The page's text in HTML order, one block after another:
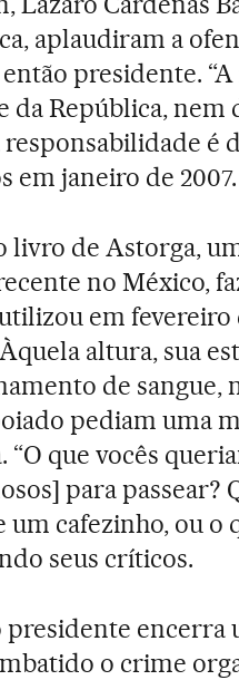
aplaudiram a
presidente.
da República,
é
em janeiro de 2007.
livro de Astorga,
no México,
em fevereiro
altura, sua
de sangue,
pediam uma
“O que vocês
para passear?
um cafezinho, ou o
seus críticos.
presidente encerra
o crime